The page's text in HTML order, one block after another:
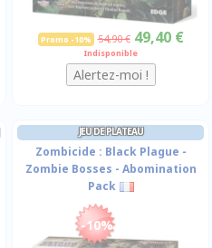
Promo -10% 54,90 € 49,40 €
Indisponible
JEU DE PLATEAU
Zombicide : Black Plague -
Zombie Bosses - Abomination
Pack
-10%